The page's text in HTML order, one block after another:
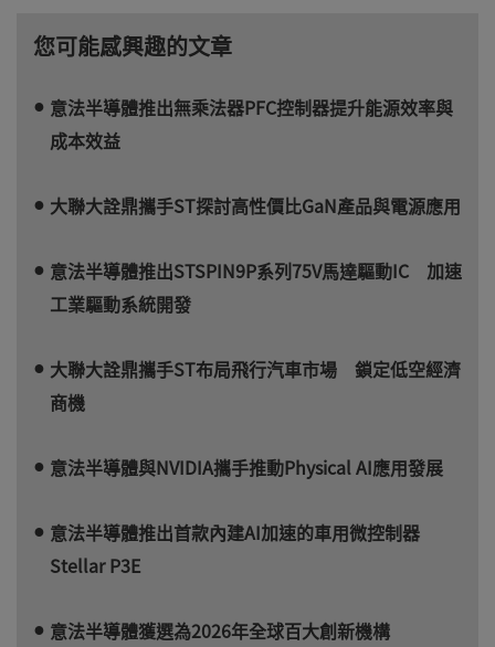
您可能感興趣的文章
意法半導體推出無乘法器PFC控制器提升能源效率與
成本效益
大聯大詮鼎攜手ST探討高性價比GaN產品與電源應用
意法半導體推出STSPIN9P系列75V馬達驅動IC 加速
工業驅動系統開發
大聯大詮鼎攜手ST布局飛行汽車市場 鎖定低空經濟
商機
意法半導體與NVIDIA攜手推動Physical AI應用發展
意法半導體推出首款內建AI加速的車用微控制器
Stellar P3E
意法半導體獲選為2026年全球百大創新機構